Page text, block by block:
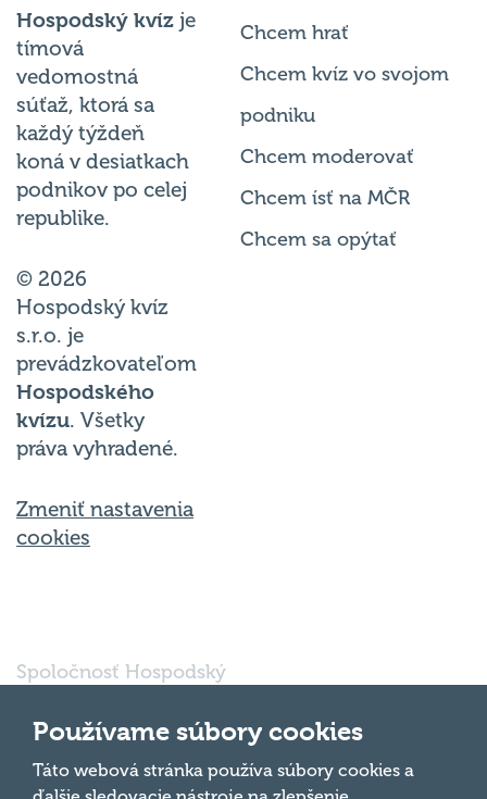
Hospodský kvíz je
tímová
vedomostná
súťaž, ktorá sa
každý týždeň
koná v desiatkach
podnikov po celej
republike.
© 2026
Hospodský kvíz
s.r.o. je
prevádzkovateľom
Hospodského
kvízu. Všetky
práva vyhradené.
Zmeniť nastavenia
cookies
Chcem hrať
Chcem kvíz vo svojom
podniku
Chcem moderovať
Chcem ísť na MČR
Chcem sa opýtať
Spoločnosť Hospodský
sídlom Svätoplukova
16791/30, Bratislava
821 08, IČO: 56 763
697 je vedená pod
Používame súbory cookies
Táto webová stránka používa súbory cookies a